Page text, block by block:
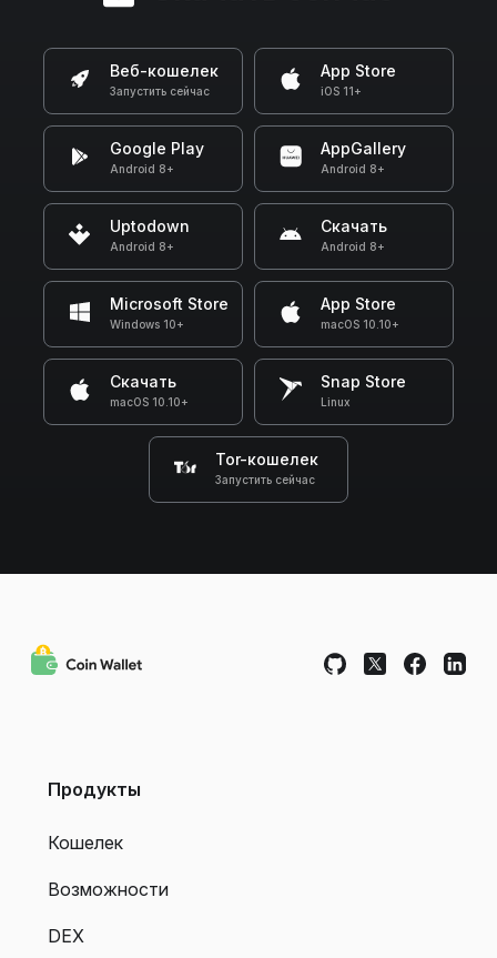
Веб-кошелек
Запустить сейчас
App Store
iOS 11+
Google Play
Android 8+
AppGallery
Android 8+
Uptodown
Android 8+
Скачать
Android 8+
Microsoft Store
Windows 10+
App Store
macOS 10.10+
Скачать
macOS 10.10+
Snap Store
Linux
Tor-кошелек
Запустить сейчас
Продукты
Кошелек
Возможности
DEX